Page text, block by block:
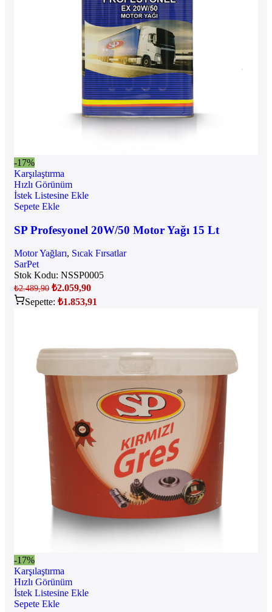
-17%
Karşılaştırma
Hızlı Görünüm
İstek Listesine Ekle
Sepete Ekle
SP Profesyonel 20W/50 Motor Yağı 15 Lt
Motor Yağları, Sıcak Fırsatlar
SarPet
Stok Kodu: NSSP0005
₺2.489,90 ₺2.059,90
Sepette: ₺1.853,91
-17%
Karşılaştırma
Hızlı Görünüm
İstek Listesine Ekle
Sepete Ekle